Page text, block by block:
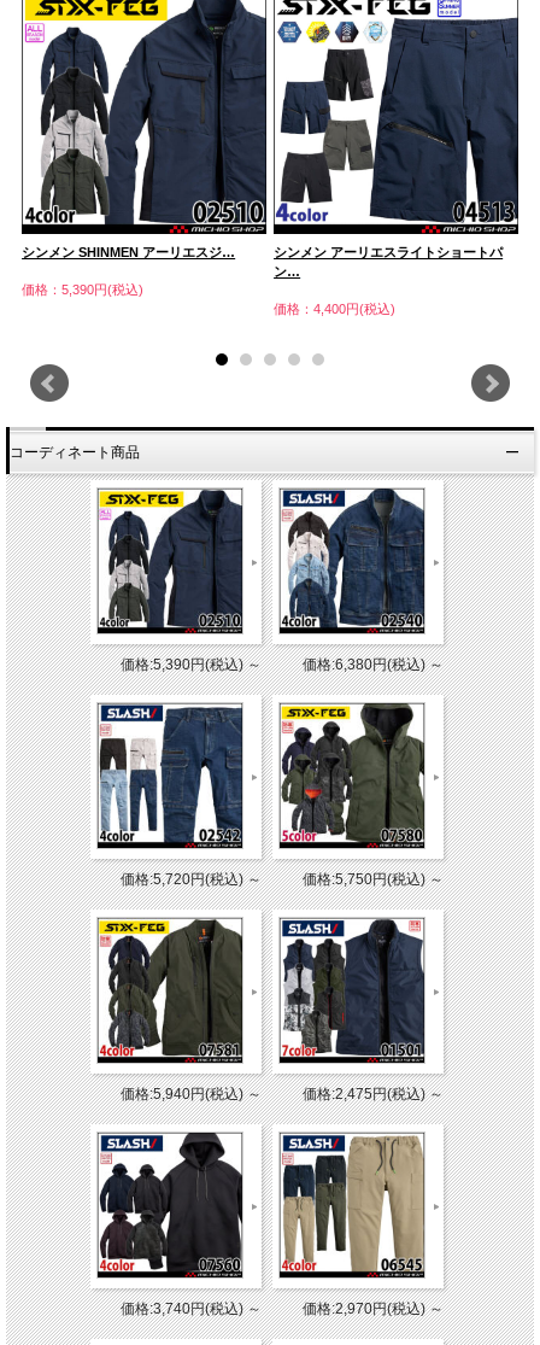
シンメン SHINMEN アーリエスジ…
価格：5,390円(税込)
シンメン アーリエスライトショートパ
ン…
価格：4,400円(税込)
コーディネート商品
価格:5,390円(税込)～ 価格:6,380円(税込)～
価格:5,720円(税込)～ 価格:5,750円(税込)～
価格:5,940円(税込)～ 価格:2,475円(税込)～
価格:3,740円(税込)～ 価格:2,970円(税込)～